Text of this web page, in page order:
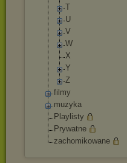
T
U
V
W
X
Y
Z
filmy
muzyka
Playlisty
Prywatne
zachomikowane